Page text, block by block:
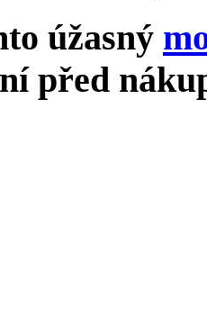
úžasný
před